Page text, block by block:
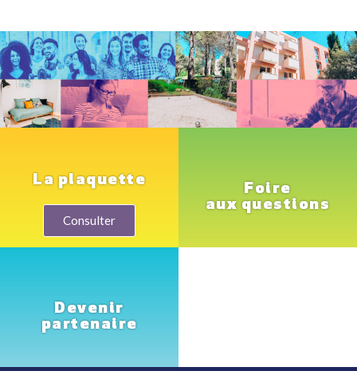
La plaquette
Consulter
Foire
aux questions
Devenir
partenaire